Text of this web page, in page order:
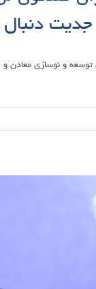
جدیت
و نوسازی معادن و